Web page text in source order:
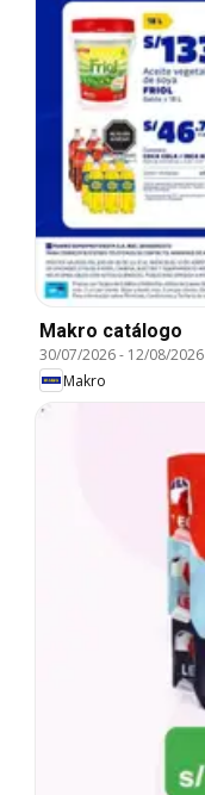
Makro catálogo
30/07/2026- 12/08/2026
Makro